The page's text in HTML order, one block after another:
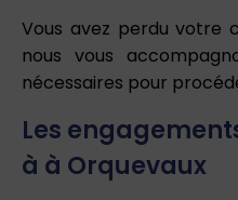
Vous avez perdu votre
nous vous
nécessaires pour
Les
à à Orquevaux